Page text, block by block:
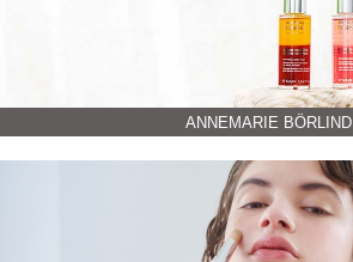
ANNEMARIE BÖRLIND